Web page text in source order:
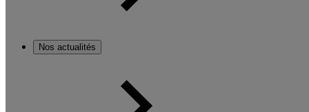
Nos actualités